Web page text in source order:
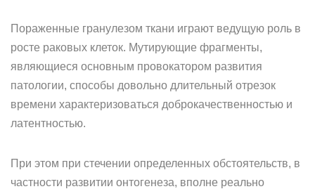
Пораженные гранулезом ткани играют ведущую роль в
росте раковых клеток. Мутирующие фрагменты,
являющиеся основным провокатором развития
патологии, способы довольно длительный отрезок
времени характеризоваться доброкачественностью и
латентностью.
При этом при стечении определенных обстоятельств, в
частности развитии онтогенеза, вполне реально